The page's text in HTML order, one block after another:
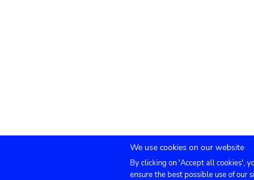
Submenu
Agenda Presse Vermietung
We use cookies on our website
By clicking on 'Accept all cookies',
ensure the best possible use of our